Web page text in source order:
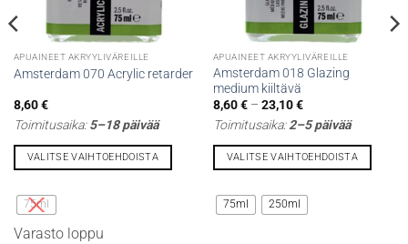
APUAINEET AKRYYLIVÄREILLE
Amsterdam 070 Acrylic retarder
8,60€
Toimitusaika:5–18 päivää
VALITSE VAIHTOEHDOISTA
tuotteella
on
useampi
75ml
Varasto loppu
APUAINEET AKRYYLIVÄREILLE
Amsterdam 018 Glazing
medium kiiltävä
8,60€ – 23,10€Hintaluokka:
8,60 €
-
Toimitusaika:2–5 päivää
VALITSE VAIHTOEHDOISTA
tuotteella
on
75ml 250ml